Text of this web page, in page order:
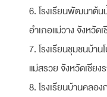
6. โรงเรียนพัฒนาต้
อำเภอแม่วาง จังหวัด
7. โรงเรียนชุมชนบ้า
แม่สรวย จังหวัดเชียง
8. โรงเรียนบ้านคลอ